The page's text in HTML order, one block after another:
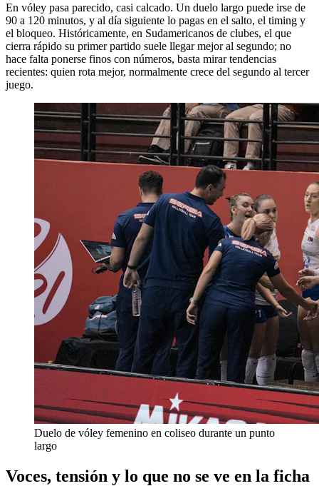
En vóley pasa parecido, casi calcado. Un duelo largo puede irse de
90 a 120 minutos, y al día siguiente lo pagas en el salto, el timing y
el bloqueo. Históricamente, en Sudamericanos de clubes, el que
cierra rápido su primer partido suele llegar mejor al segundo; no
hace falta ponerse finos con números, basta mirar tendencias
recientes: quien rota mejor, normalmente crece del segundo al tercer
juego.
Duelo de vóley femenino en coliseo durante un punto
largo
Voces, tensión y lo que no se ve en la ficha